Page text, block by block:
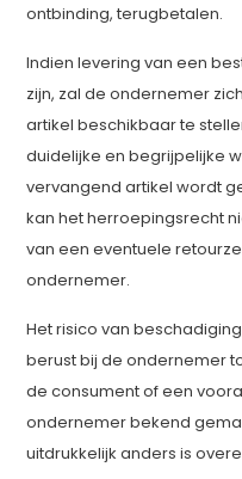
ontbinding, terugbetalen.
Indien levering van een
zijn, zal de ondernemer
artikel beschikbaar te
duidelijke en begrijpelijke
vervangend artikel wordt
kan het herroepingsrecht
van een eventuele
ondernemer.
Het risico van
berust bij de ondernemer
de consument of een
ondernemer bekend
uitdrukkelijk anders is